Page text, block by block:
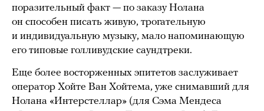
поразительный факт — по заказу Нолана
он способен писать живую, трогательную
и индивидуальную музыку, мало напоминающую
его типовые голливудские саундтреки.
Еще более восторженных эпитетов заслуживает
оператор Хойте Ван Хойтема, уже снимавший для
Нолана «Интерстеллар» (для Сэма Мендеса